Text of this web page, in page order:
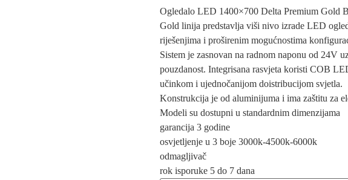
Ogledalo LED 1400×700 Delta Premium Gold
Gold linija predstavlja viši nivo izrade LED
riješenjima i proširenim mogućnostima
Sistem je zasnovan na radnom naponu od 24V
pouzdanost. Integrisana rasvjeta koristi COB
učinkom i ujednočanijom doistribucijom svjetla.
Konstrukcija je od aluminijuma i ima zaštitu za
Modeli su dostupni u standardnim dimenzijama
garancija 3 godine
osvjetljenje u 3 boje 3000k-4500k-6000k
odmagljivač
rok isporuke 5 do 7 dana